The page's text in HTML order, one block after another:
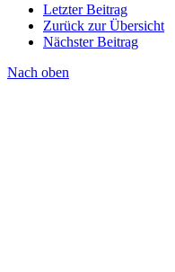
Letzter Beitrag
Zurück zur Übersicht
Nächster Beitrag
Nach oben